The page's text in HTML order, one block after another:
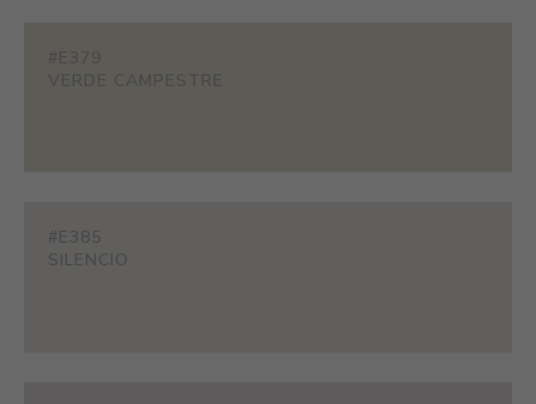
#E379
VERDE CAMPESTRE
#E385
SILENCIO